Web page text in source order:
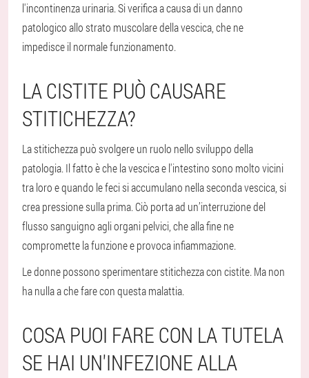
l'incontinenza urinaria. Si verifica a causa di un danno
patologico allo strato muscolare della vescica, che ne
impedisce il normale funzionamento.
LA CISTITE PUÒ CAUSARE
STITICHEZZA?
La stitichezza può svolgere un ruolo nello sviluppo della
patologia. Il fatto è che la vescica e l'intestino sono molto vicini
tra loro e quando le feci si accumulano nella seconda vescica, si
crea pressione sulla prima. Ciò porta ad un’interruzione del
flusso sanguigno agli organi pelvici, che alla fine ne
compromette la funzione e provoca infiammazione.
Le donne possono sperimentare stitichezza con cistite. Ma non
ha nulla a che fare con questa malattia.
COSA PUOI FARE CON LA TUTELA
SE HAI UN'INFEZIONE ALLA